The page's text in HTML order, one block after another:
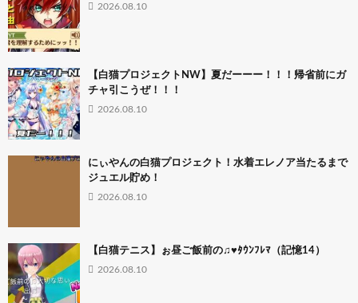
2026.08.10
【白猫プロジェクトNW】夏だーーー！！！帰省前にガ
チャ引こうぜ！！！
2026.08.10
にぃやんの白猫プロジェクト！水着エレノア当たるまで
ジュエル貯め！
2026.08.10
【白猫テニス】ぉ昼ご飯前の♫♥ﾀｳﾝﾌﾚﾏ（記憶14）
2026.08.10